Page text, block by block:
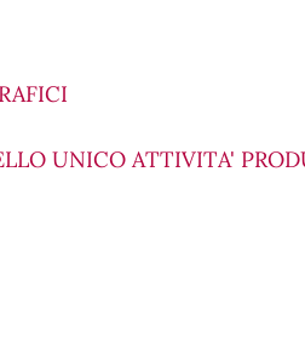
UNICO ATTIVITA'